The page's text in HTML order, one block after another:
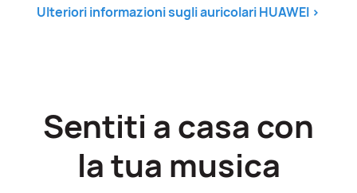
Ulteriori informazioni sugli auricolariHUAWEI >
Sentiti a casa con
la tua musica